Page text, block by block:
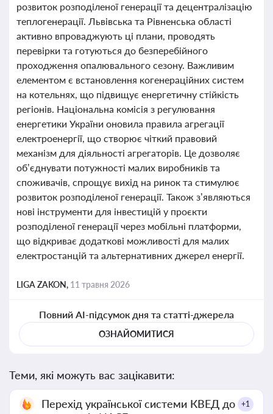
розвиток розподіленої генерації та децентралізацію
теплогенерації. Львівська та Рівненська області
активно впроваджують ці плани, проводять
перевірки та готуються до безперебійного
проходження опалювального сезону. Важливим
елементом є встановлення когенераційних систем
на котельнях, що підвищує енергетичну стійкість
регіонів. Національна комісія з регулювання
енергетики України оновила правила агрегації
електроенергії, що створює чіткий правовий
механізм для діяльності агрегаторів. Це дозволяє
об’єднувати потужності малих виробників та
споживачів, спрощує вихід на ринок та стимулює
розвиток розподіленої генерації. Також з’являються
нові інструменти для інвестицій у проєкти
розподіленої генерації через мобільні платформи,
що відкриває додаткові можливості для малих
електростанцій та альтернативних джерел енергії.
LIGA ZAKON, 11 травня 2026
Повний AI-підсумок дня та статті-джерела
ОЗНАЙОМИТИСЯ
Теми, які можуть вас зацікавити:
Перехід української системи КВЕД до
+1